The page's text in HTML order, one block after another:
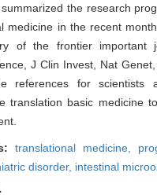
the research
medicine in the recent
of the frontier important
J Clin Invest, Nat
references for scientists
translation basic medicine
translational medicine,
disorder, intestinal